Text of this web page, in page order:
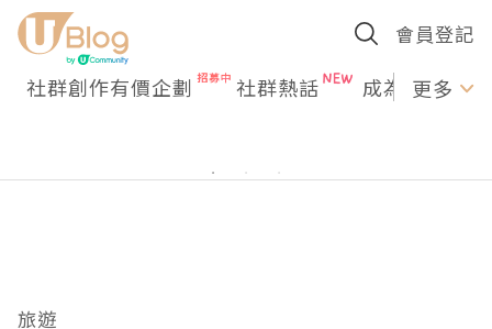
會員登記
社群創作有價企劃 社群熱話 成為U更多
旅遊